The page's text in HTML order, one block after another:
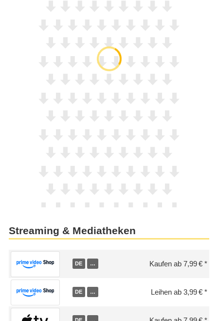
Streaming & Mediatheken
DE … Kaufen ab 7,99 €
DE … Leihen ab 3,99 €